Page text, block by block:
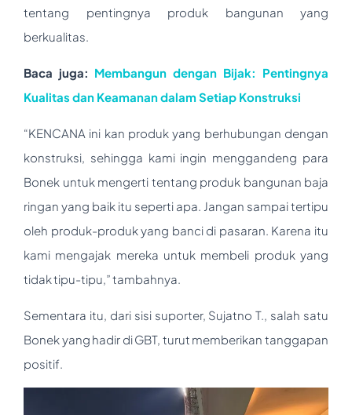
tentang pentingnya produk bangunan yang
berkualitas.
Baca juga: Membangun dengan Bijak: Pentingnya
Kualitas dan Keamanan dalam Setiap Konstruksi
“KENCANA ini kan produk yang berhubungan dengan
konstruksi, sehingga kami ingin menggandeng para
Bonek untuk mengerti tentang produk bangunan baja
ringan yang baik itu seperti apa. Jangan sampai tertipu
oleh produk-produk yang banci di pasaran. Karena itu
kami mengajak mereka untuk membeli produk yang
tidak tipu-tipu,” tambahnya.
Sementara itu, dari sisi suporter, Sujatno T., salah satu
Bonek yang hadir di GBT, turut memberikan tanggapan
positif.